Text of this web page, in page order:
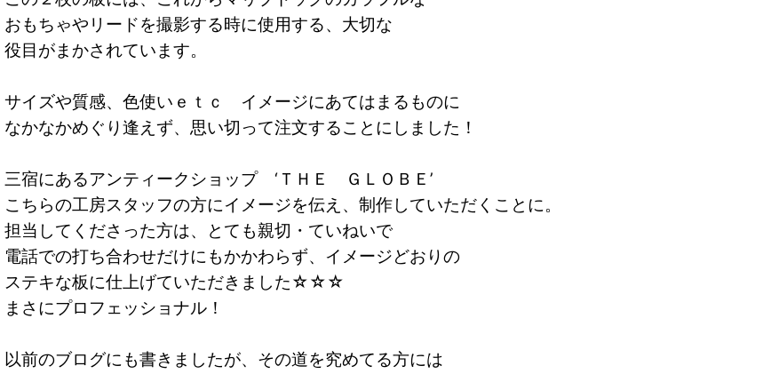
おもちゃやリードを撮影する時に使用する、大切な
役目がまかされています。
サイズや質感、色使いｅｔｃ イメージにあてはまるものに
なかなかめぐり逢えず、思い切って注文することにしました！
三宿にあるアンティークショップ ‘ＴＨＥ ＧＬＯＢＥ’
こちらの工房スタッフの方にイメージを伝え、制作していただくことに。
担当してくださった方は、とても親切・ていねいで
電話での打ち合わせだけにもかかわらず、イメージどおりの
ステキな板に仕上げていただきました☆☆☆
まさにプロフェッショナル！
以前のブログにも書きましたが、その道を究めてる方には